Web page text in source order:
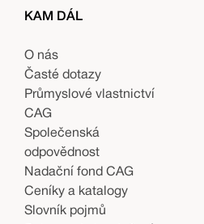
KAM DÁL
O nás
Časté dotazy
Průmyslové vlastnictví
CAG
Společenská
odpovědnost
Nadační fond CAG
Ceníky a katalogy
Slovník pojmů